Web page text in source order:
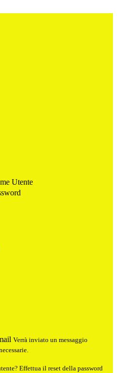
Utente
Verrà inviato un messaggio
Effettua il reset della password